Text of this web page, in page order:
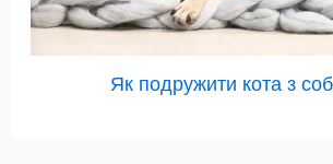
Як подружити кота з